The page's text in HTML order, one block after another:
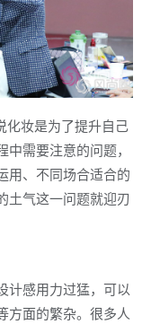
妆是为了提升自己
需要注意的问题，
用、不同场合适合的
土气这一问题就迎刃
计感用力过猛，可以
方面的繁杂。很多人